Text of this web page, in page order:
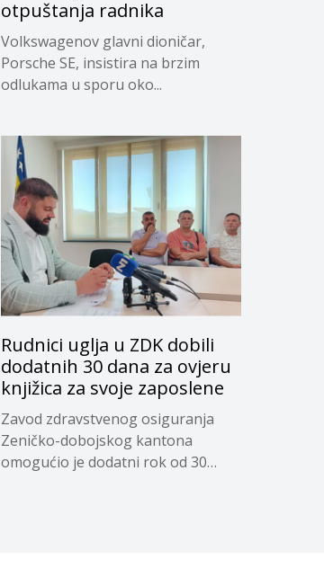
otpuštanja radnika
Volkswagenov glavni dioničar,
Porsche SE, insistira na brzim
odlukama u sporu oko...
Rudnici uglja u ZDK dobili
dodatnih 30 dana za ovjeru
knjižica za svoje zaposlene
Zavod zdravstvenog osiguranja
Zeničko-dobojskog kantona
omogućio je dodatni rok od 30